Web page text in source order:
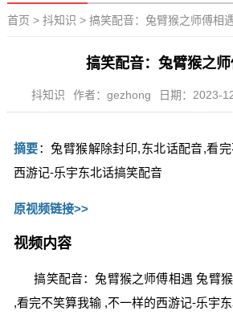
首页 > 抖知识 > 搞笑配音：兔臂猴之师傅相
搞笑配音：兔臂猴之
抖知识 作者：gezhong 日期：2023-
摘要：兔臂猴解除封印,东北话配音,看
西游记-乐宇东北话搞笑配音
原视频链接>>
视频内容
搞笑配音：兔臂猴之师傅相遇 兔臂猴
,看完不笑算我输 ,不一样的西游记-乐宇